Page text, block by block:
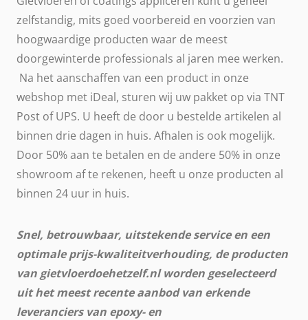
zelfstandig, mits goed voorbereid en voorzien van
hoogwaardige producten waar de meest
doorgewinterde professionals al jaren mee werken.
Na het aanschaffen van een product in onze
webshop met iDeal, sturen wij uw pakket op via TNT
Post of UPS. U heeft de door u bestelde artikelen al
binnen drie dagen in huis. Afhalen is ook mogelijk.
Door 50% aan te betalen en de andere 50% in onze
showroom af te rekenen, heeft u onze producten al
binnen 24 uur in huis.
Snel, betrouwbaar, uitstekende service en een
optimale prijs-kwaliteitverhouding, de producten
van gietvloerdoehetzelf.nl worden geselecteerd
uit het meest recente aanbod van erkende
leveranciers van epoxy- en